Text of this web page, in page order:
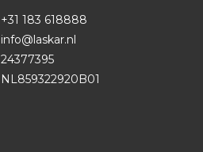
+31 183 618888
info@laskar.nl
24377395
NL859322920B01